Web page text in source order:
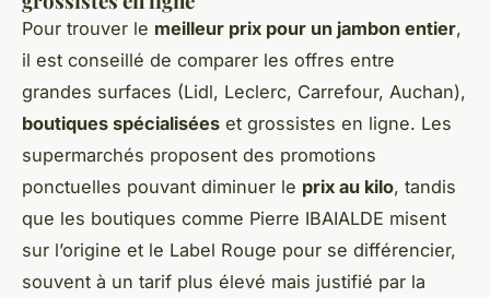
Pour trouver le meilleur prix pour un jambon entier,
il est conseillé de comparer les offres entre
grandes surfaces (Lidl, Leclerc, Carrefour, Auchan),
boutiques spécialisées et grossistes en ligne. Les
supermarchés proposent des promotions
ponctuelles pouvant diminuer le prix au kilo, tandis
que les boutiques comme Pierre IBAIALDE misent
sur l’origine et le Label Rouge pour se différencier,
souvent à un tarif plus élevé mais justifié par la